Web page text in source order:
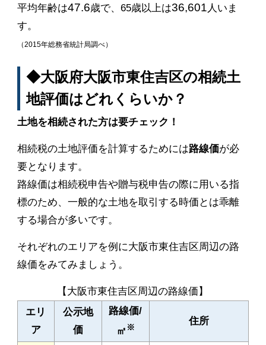
平均年齢は47.6歳で、65歳以上は36,601 人いま
す。
（2015年総務省統計局調べ）
◆大阪府大阪市東住吉区の相続土
地評価はどれくらいか？
土地を相続された方は要チェック！
相続税の土地評価を計算するためには路線価が必
要となります。
路線価は相続税申告や贈与税申告の際に用いる指
標のため、一般的な土地を取引する時価とは乖離
する場合が多いです。
それぞれのエリアを例に大阪市東住吉区周辺の路
線価をみてみましょう。
【大阪市東住吉区周辺の路線価】
エリ
ア
公示地
価
路線価/
㎡ ※
住所